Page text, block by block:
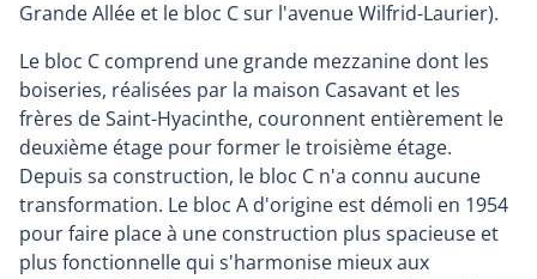
Grande Allée et le bloc C sur l'avenue Wilfrid-Laurier).
Le bloc C comprend une grande mezzanine dont les
boiseries, réalisées par la maison Casavant et les
frères de Saint-Hyacinthe, couronnent entièrement le
deuxième étage pour former le troisième étage.
Depuis sa construction, le bloc C n'a connu aucune
transformation. Le bloc A d'origine est démoli en 1954
pour faire place à une construction plus spacieuse et
plus fonctionnelle qui s'harmonise mieux aux